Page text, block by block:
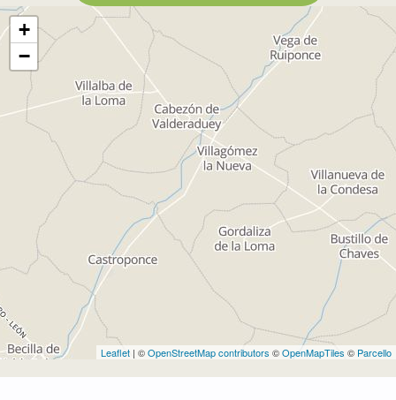
+
−
Leaflet | ©OpenStreetMap contributors ©OpenMapTiles © Parcello